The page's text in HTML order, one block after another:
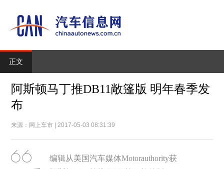
正文
阿斯顿马丁推DB11敞篷版 明年春季发
布
来源：网上车市 | 2017-05-03 08:31:39
编辑从美国汽车媒体Motorauthority获